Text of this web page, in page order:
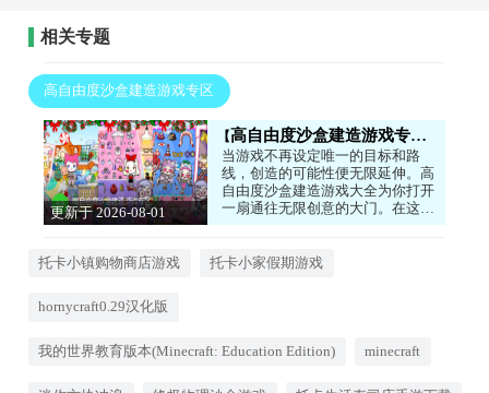
相关专题
高自由度沙盒建造游戏专区
更新于 2026-08-01
高自由度沙盒建造游戏专区
当游戏不再设定唯一的目标和路
线，创造的可能性便无限延伸。高
自由度沙盒建造游戏大全为你打开
一扇通往无限创意的大门。在这
里，你既是造物主也是探险家，可
的机械，或是重现一个温馨的小
促，只有纯粹的创造乐趣和探索未
托卡小镇购物商店游戏 托卡小家假期游戏
hornycraft0.29汉化版
我的世界教育版本(Minecraft: Education Edition) minecraft